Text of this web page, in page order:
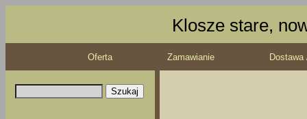
Klosze stare,
Oferta Zamawianie